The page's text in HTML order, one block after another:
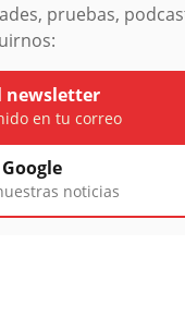
pruebas,
newsletter
en tu correo
noticias